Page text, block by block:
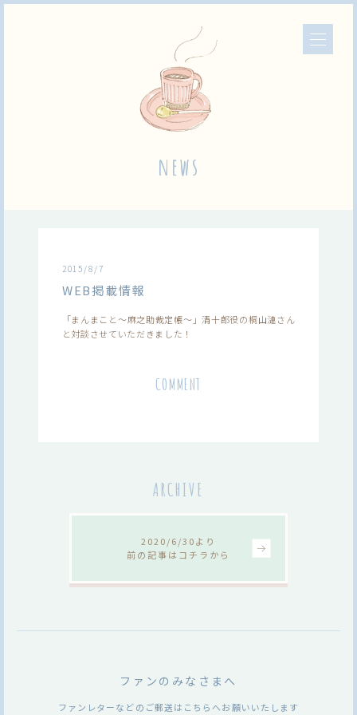
news
2015/8/7
WEB掲載情報
「まんまこと～麻之助裁定帳～」清十郎役の桐山漣さん
と対談させていただきました！
COMMENT
ARCHIVE
2020/6/30より
前の記事はコチラから
ファンのみなさまへ
ファンレターなどのご郵送はこちらへお願いいたします